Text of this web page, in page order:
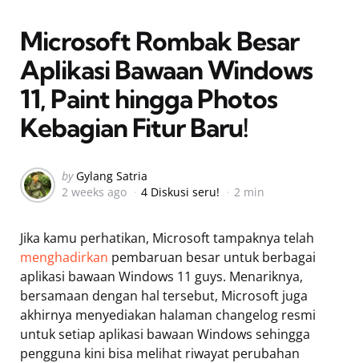
Microsoft Rombak Besar
Aplikasi Bawaan Windows
11, Paint hingga Photos
Kebagian Fitur Baru!
Posted
by
by Gylang Satria
2 weeks ago
4 Diskusi seru! 2 min
Jika kamu perhatikan, Microsoft tampaknya telah
menghadirkan pembaruan besar untuk berbagai
aplikasi bawaan Windows 11 guys. Menariknya,
bersamaan dengan hal tersebut, Microsoft juga
akhirnya menyediakan halaman changelog resmi
untuk setiap aplikasi bawaan Windows sehingga
pengguna kini bisa melihat riwayat perubahan